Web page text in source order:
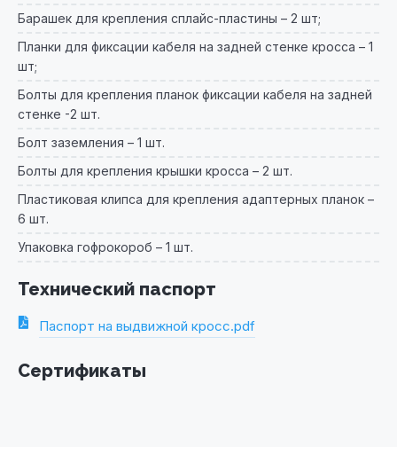
Барашек для крепления сплайс-пластины – 2 шт;
Планки для фиксации кабеля на задней стенке кросса – 1
шт;
Болты для крепления планок фиксации кабеля на задней
стенке -2 шт.
Болт заземления – 1 шт.
Болты для крепления крышки кросса – 2 шт.
Пластиковая клипса для крепления адаптерных планок –
6 шт.
Упаковка гофрокороб – 1 шт.
Технический паспорт
Паспорт на выдвижной кросс.pdf
Сертификаты